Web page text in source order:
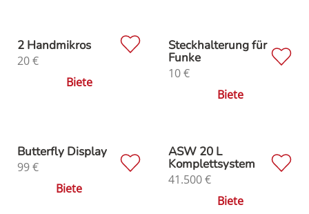
2 Handmikros
20€
Biete
Steckhalterung für
Funke
10€
Biete
Butterfly Display
99€
Biete
ASW 20 L
Komplettsystem
41.500€
Biete